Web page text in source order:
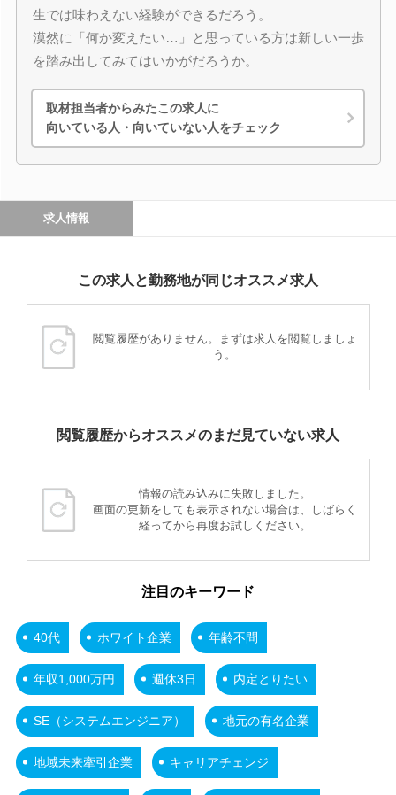
生では味わえない経験ができるだろう。
漠然に「何か変えたい…」と思っている方は新しい一歩
を踏み出してみてはいかがだろうか。
取材担当者からみたこの求人に
向いている人・向いていない人をチェック
求人情報
この求人と勤務地が同じオススメ求人
閲覧履歴がありません。まずは求人を閲覧しましょ
う。
閲覧履歴からオススメのまだ見ていない求人
情報の読み込みに失敗しました。
画面の更新をしても表示されない場合は、しばらく
経ってから再度お試しください。
注目のキーワード
40代 ホワイト企業 年齢不問
年収1,000万円 週休3日 内定とりたい
SE（システムエンジニア） 地元の有名企業
地域未来牽引企業 キャリアチェンジ